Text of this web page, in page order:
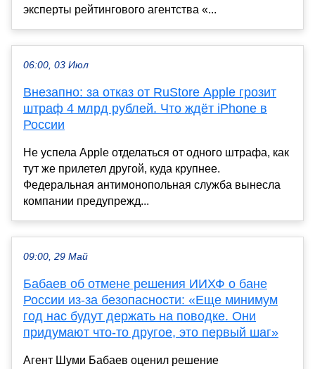
эксперты рейтингового агентства «...
06:00, 03 Июл
Внезапно: за отказ от RuStore Apple грозит
штраф 4 млрд рублей. Что ждёт iPhone в
России
Не успела Apple отделаться от одного штрафа, как
тут же прилетел другой, куда крупнее.
Федеральная антимонопольная служба вынесла
компании предупрежд...
09:00, 29 Май
Бабаев об отмене решения ИИХФ о бане
России из-за безопасности: «Еще минимум
год нас будут держать на поводке. Они
придумают что-то другое, это первый шаг»
Агент Шуми Бабаев оценил решение